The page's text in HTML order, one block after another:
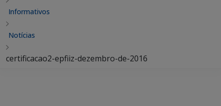
Informativos
Notícias
certificacao2-epfiiz-dezembro-de-2016